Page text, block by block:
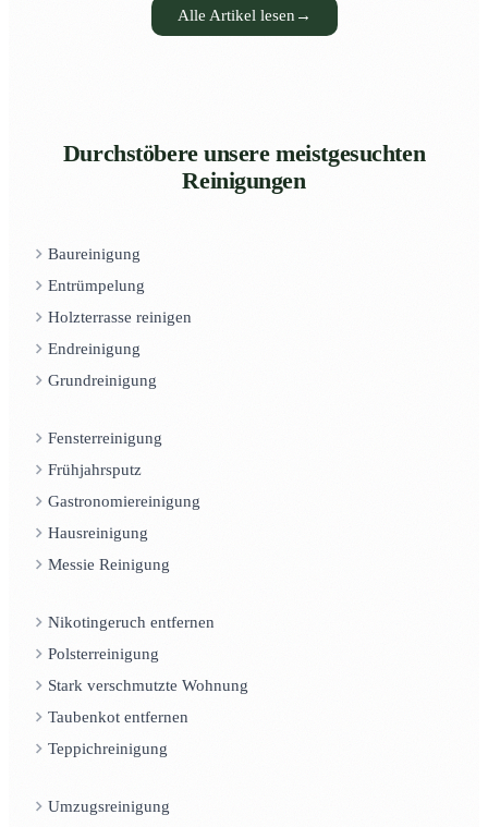
Alle Artikel lesen →
Durchstöbere unsere meistgesuchten
Reinigungen
Baureinigung
Entrümpelung
Holzterrasse reinigen
Endreinigung
Grundreinigung
Fensterreinigung
Frühjahrsputz
Gastronomiereinigung
Hausreinigung
Messie Reinigung
Nikotingeruch entfernen
Polsterreinigung
Stark verschmutzte Wohnung
Taubenkot entfernen
Teppichreinigung
Umzugsreinigung